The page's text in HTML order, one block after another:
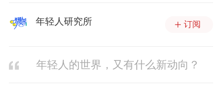
年轻人研究所 订阅
年轻人的世界，又有什么新动向？